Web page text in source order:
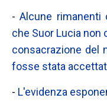
-Alcune rimanenti
che Suor Lucia
consacrazione del
fosse stata
- L'evidenza